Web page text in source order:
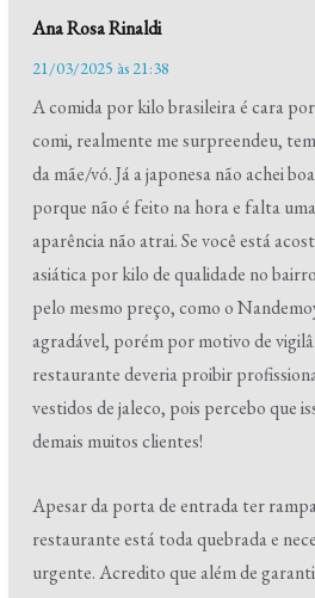
Ana Rosa Rinaldi
21/03/2025 às 21:38
A comida por kilo brasileira é cara
comi, realmente me surpreendeu,
da mãe/vó. Já a japonesa não achei
porque não é feito na hora e falta
aparência não atrai. Se você está
asiática por kilo de qualidade no
pelo mesmo preço, como o
agradável, porém por motivo de
restaurante deveria proibir
vestidos de jaleco, pois percebo que
demais muitos clientes!
Apesar da porta de entrada ter
restaurante está toda quebrada e
urgente. Acredito que além de